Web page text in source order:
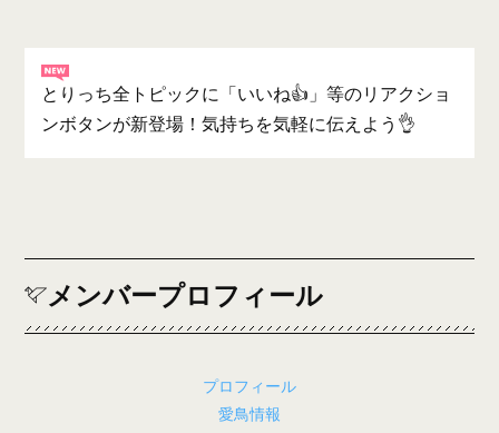
とりっち全トピックに「いいね👍」等のリアクショ
ンボタンが新登場！気持ちを気軽に伝えよう👌
メンバープロフィール
プロフィール
愛鳥情報